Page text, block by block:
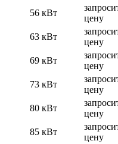
56 кВт
цену
63 кВт
цену
69 кВт
цену
73 кВт
цену
80 кВт
цену
85 кВт
цену